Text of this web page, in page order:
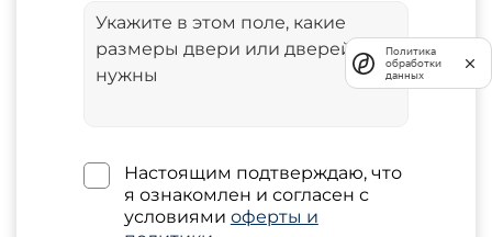
Настоящим подтверждаю, что
я ознакомлен и согласен с
условиями оферты и
Политика
обработки
данных